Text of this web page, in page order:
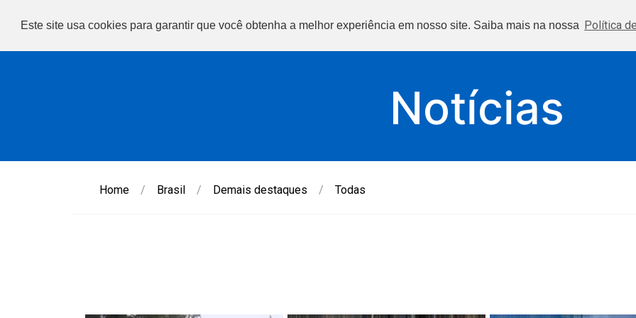
Este site usa cookies para garantir que você obtenha a melhor experiência em nosso site. Saiba mais na nossa PolíticaInício
Notícias
Home / Brasil / Demais destaques / Todas